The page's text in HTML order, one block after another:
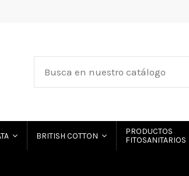
BRITISH COTTON
PRODUCTOS
FITOSANITARIOS